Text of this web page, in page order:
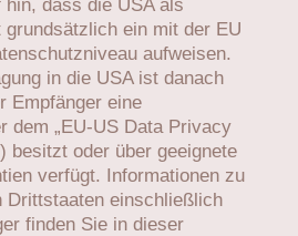
dass die USA als
ein mit der EU
aufweisen.
in die USA ist danach
Empfänger eine
dem „EU-US Data Privacy
besitzt oder über geeignete
verfügt. Informationen zu
Drittstaaten einschließlich
finden Sie in dieser